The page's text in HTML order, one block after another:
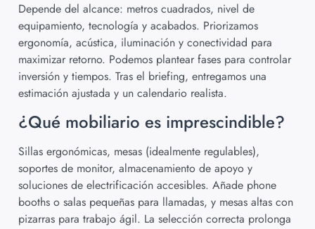
Depende del alcance: metros cuadrados, nivel de
equipamiento, tecnología y acabados. Priorizamos
ergonomía, acústica, iluminación y conectividad para
maximizar retorno. Podemos plantear fases para controlar
inversión y tiempos. Tras el briefing, entregamos una
estimación ajustada y un calendario realista.
¿Qué mobiliario es imprescindible?
Sillas ergonómicas, mesas (idealmente regulables),
soportes de monitor, almacenamiento de apoyo y
soluciones de electrificación accesibles. Añade phone
booths o salas pequeñas para llamadas, y mesas altas con
pizarras para trabajo ágil. La selección correcta prolonga